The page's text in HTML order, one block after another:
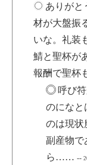
ありがと
材が大盤振
いな。礼装
鯖と聖杯が
報酬で聖杯
呼び
のになと
のは現状
副産物で
ら……--